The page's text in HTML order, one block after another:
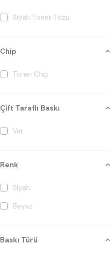
Siyah Toner Tozu
Chip
Toner Chip
Çift Taraflı Baskı
Var
Renk
Siyah
Beyaz
Baskı Türü